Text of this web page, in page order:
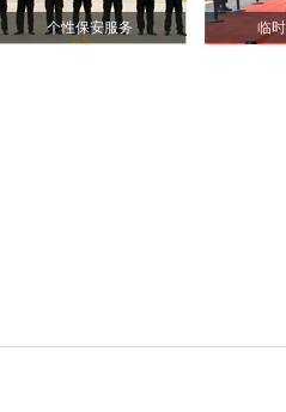
个性保安服务 临